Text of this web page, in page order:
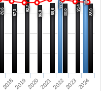
97,0
89,6 87,3
92,7
86,0 88,6 88,0
93,4
88,0
2018201920202021202220232024